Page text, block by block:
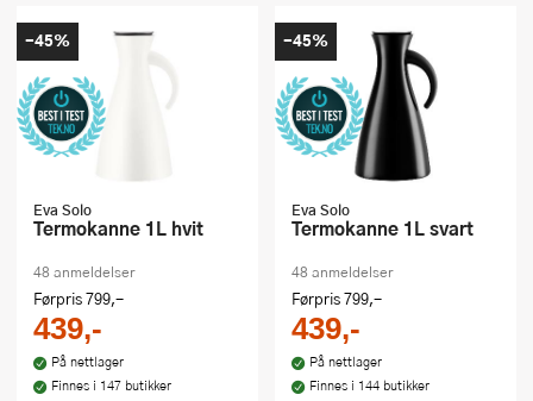
Eva Solo
Termokanne 1L hvit
48 anmeldelser
Førpris799,-
439,-
På nettlager
Finnes i 147 butikker
-45%
Eva Solo
Termokanne 1L svart
48 anmeldelser
Førpris799,-
439,-
På nettlager
Finnes i 144 butikker
-45%